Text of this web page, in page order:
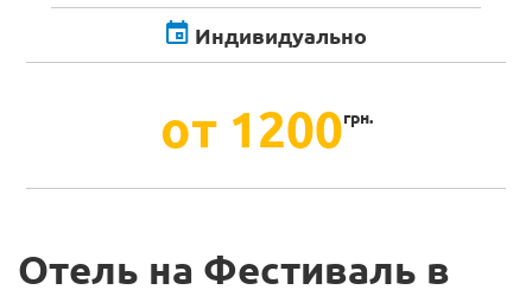
Индивидуально
от 1200грн.
Отель на Фестиваль в